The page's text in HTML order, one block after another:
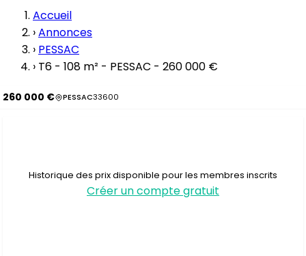
Accueil
›Annonces
› PESSAC
› T6 - 108 m² - PESSAC - 260 000 €
260 000 € PESSAC33600
Historique des prix disponible pour les membres inscrits
Créer un compte gratuit